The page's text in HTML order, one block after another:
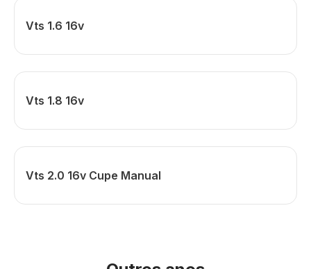
Vts 1.6 16v
Vts 1.8 16v
Vts 2.0 16v Cupe Manual